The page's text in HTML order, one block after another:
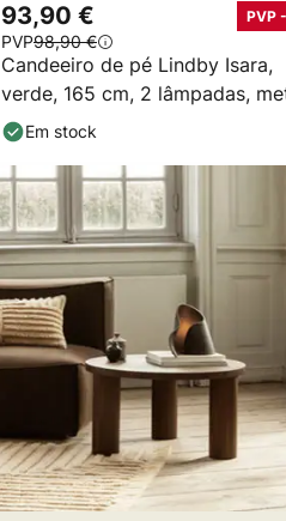
Candeeiro de pé Lindby Isara,
verde, 165 cm, 2 lâmpadas,
E27
93,90 € PVP
PVP98,90 €
Em stock